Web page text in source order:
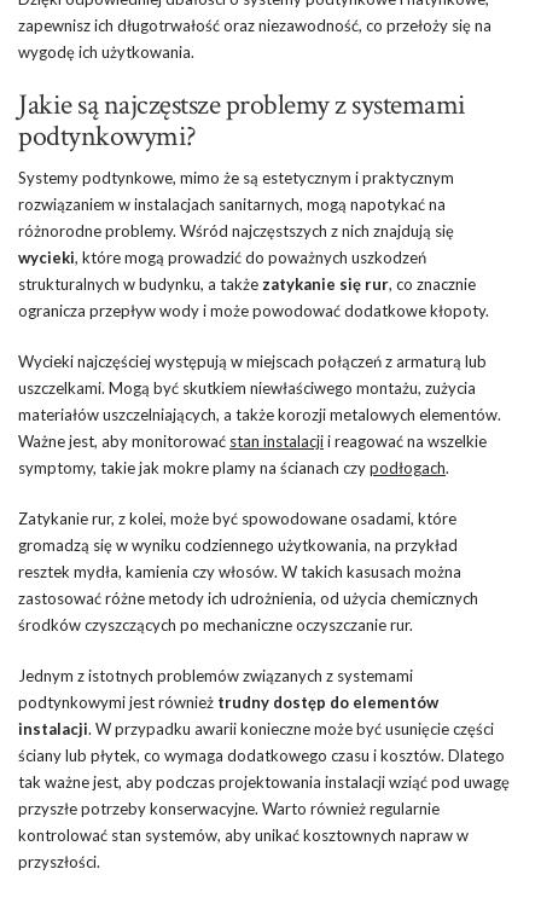
zapewnisz ich długotrwałość oraz niezawodność, co przełoży się na
wygodę ich użytkowania.
Jakie są najczęstsze problemy z systemami
podtynkowymi?
Systemy podtynkowe, mimo że są estetycznym i praktycznym
rozwiązaniem w instalacjach sanitarnych, mogą napotykać na
różnorodne problemy. Wśród najczęstszych z nich znajdują się
wycieki, które mogą prowadzić do poważnych uszkodzeń
strukturalnych w budynku, a także zatykanie się rur, co znacznie
ogranicza przepływ wody i może powodować dodatkowe kłopoty.
Wycieki najczęściej występują w miejscach połączeń z armaturą lub
uszczelkami. Mogą być skutkiem niewłaściwego montażu, zużycia
materiałów uszczelniających, a także korozji metalowych elementów.
Ważne jest, aby monitorować stan instalacjii reagować na wszelkie
symptomy, takie jak mokre plamy na ścianach czypodłogach.
Zatykanie rur, z kolei, może być spowodowane osadami, które
gromadzą się w wyniku codziennego użytkowania, na przykład
resztek mydła, kamienia czy włosów. W takich kasusach można
zastosować różne metody ich udrożnienia, od użycia chemicznych
środków czyszczących po mechaniczne oczyszczanie rur.
Jednym z istotnych problemów związanych z systemami
podtynkowymi jest również trudny dostęp do elementów
instalacji. W przypadku awarii konieczne może być usunięcie części
ściany lub płytek, co wymaga dodatkowego czasu i kosztów. Dlatego
tak ważne jest, aby podczas projektowania instalacji wziąć pod uwagę
przyszłe potrzeby konserwacyjne. Warto również regularnie
kontrolować stan systemów, aby unikać kosztownych napraw w
przyszłości.